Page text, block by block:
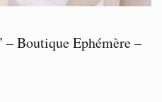
Boutique Ephémère –